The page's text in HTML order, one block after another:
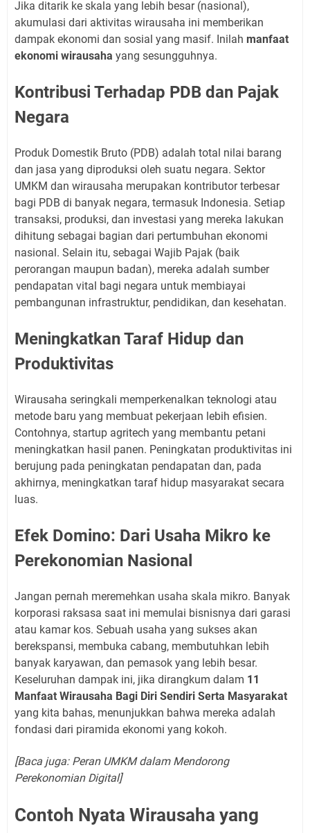
Jika ditarik ke skala yang lebih besar (nasional),
akumulasi dari aktivitas wirausaha ini memberikan
dampak ekonomi dan sosial yang masif. Inilah manfaat
ekonomi wirausaha yang sesungguhnya.
Kontribusi Terhadap PDB dan Pajak
Negara
Produk Domestik Bruto (PDB) adalah total nilai barang
dan jasa yang diproduksi oleh suatu negara. Sektor
UMKM dan wirausaha merupakan kontributor terbesar
bagi PDB di banyak negara, termasuk Indonesia. Setiap
transaksi, produksi, dan investasi yang mereka lakukan
dihitung sebagai bagian dari pertumbuhan ekonomi
nasional. Selain itu, sebagai Wajib Pajak (baik
perorangan maupun badan), mereka adalah sumber
pendapatan vital bagi negara untuk membiayai
pembangunan infrastruktur, pendidikan, dan kesehatan.
Meningkatkan Taraf Hidup dan
Produktivitas
Wirausaha seringkali memperkenalkan teknologi atau
metode baru yang membuat pekerjaan lebih efisien.
Contohnya, startup agritech yang membantu petani
meningkatkan hasil panen. Peningkatan produktivitas ini
berujung pada peningkatan pendapatan dan, pada
akhirnya, meningkatkan taraf hidup masyarakat secara
luas.
Efek Domino: Dari Usaha Mikro ke
Perekonomian Nasional
Jangan pernah meremehkan usaha skala mikro. Banyak
korporasi raksasa saat ini memulai bisnisnya dari garasi
atau kamar kos. Sebuah usaha yang sukses akan
berekspansi, membuka cabang, membutuhkan lebih
banyak karyawan, dan pemasok yang lebih besar.
Keseluruhan dampak ini, jika dirangkum dalam 11
Manfaat Wirausaha Bagi Diri Sendiri Serta Masyarakat
yang kita bahas, menunjukkan bahwa mereka adalah
fondasi dari piramida ekonomi yang kokoh.
[Baca juga: Peran UMKM dalam Mendorong
Perekonomian Digital]
Contoh Nyata Wirausaha yang